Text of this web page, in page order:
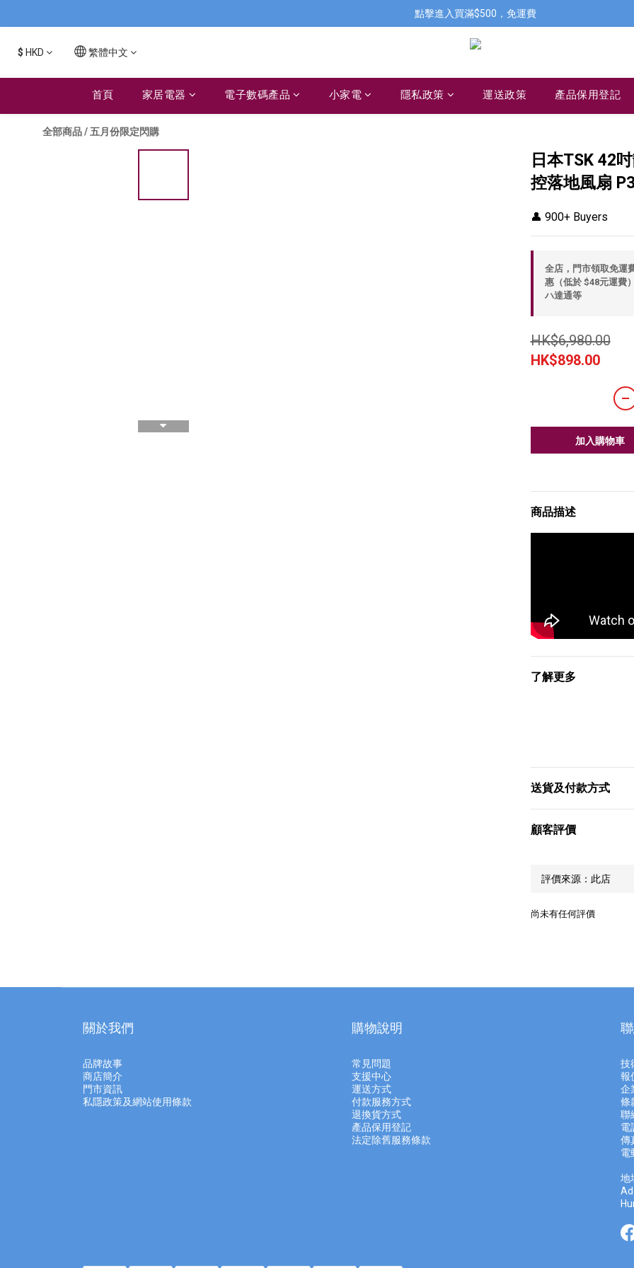
點擊進入買滿$500，免運費
$ HKD 繁體中文
首頁 家居電器 電子數碼產品 小家電 隱私政策 運送政策 產品保用登記
全部商品/五月份限定閃購
日本TSK 42
控落地風扇
👤 900+ Buyers
全店，門市領取免運
惠（低於 $48元運費
ハ達通等
HK$6,980.00
HK$898.00
加入購物車
商品描述
了解更多
送貨及付款方式
顧客評價
尚未有任何評價
關於我們
品牌故事
商店簡介
門市資訊
私隱政策及網站使用條款
購物說明
常見問題
支援中心
運送方式
付款服務方式
退換貨方式
產品保用登記
法定除舊服務條款
技
報
企
條
聯
電
傳
電
地